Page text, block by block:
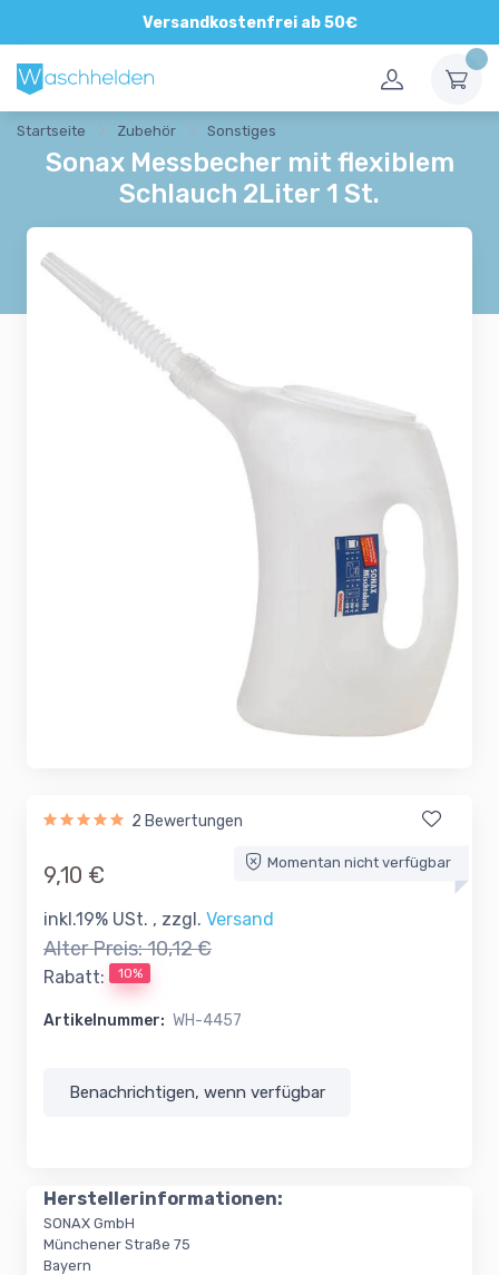
Versandkostenfrei ab 50€
Startseite Zubehör Sonstiges
Sonax Messbecher mit flexiblem
Schlauch 2Liter 1 St.
2 Bewertungen
Momentan nicht verfügbar
9,10 €
inkl.19% USt. , zzgl. Versand
Alter Preis:10,12 €
Rabatt: 10%
Artikelnummer: WH-4457
Benachrichtigen, wenn verfügbar
Herstellerinformationen:
SONAX GmbH
Münchener Straße 75
Bayern